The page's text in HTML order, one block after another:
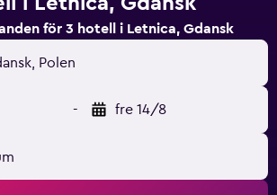
för 3 hotell i Letnica, Gdansk
Polen
- fre 14/8